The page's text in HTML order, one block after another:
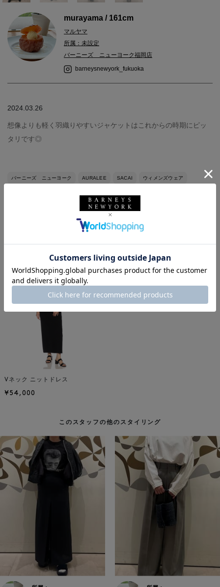
murayama / 161cm
マルヤマ
所属：未設定
バーニーズ ニューヨーク福岡店
barneysnewyork_fukuoka
2024.03.26
想像よりも軽く羽織りやすいジャケットはこれからの時期にピッ
タリです◎
バーニーズ ニューヨーク AURALEE SACAI ウィメンズウェア
イエローベース＿春 カジュアル
バーニーズ ニューヨーク福岡店 161-165cm
Vネック ニットドレス
¥54,000
このスタッフの他のスタイリング